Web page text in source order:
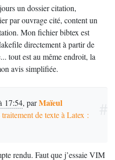
(et compilés avec
et forme. C’est par exemple
etProgramme
un dossier citation,
par ouvrage cité, content un
Mon fichier bibtex est
directement à partir de
tout est au même endroit, la
avis simplifiée.
navigateur de fichiers pour le
les replis de vim pour ce qui
l’arborescence.
cette manière de travailler
17:54, parMaïeul
de texte à Latex :
rendu. Faut que j’essaieVIM